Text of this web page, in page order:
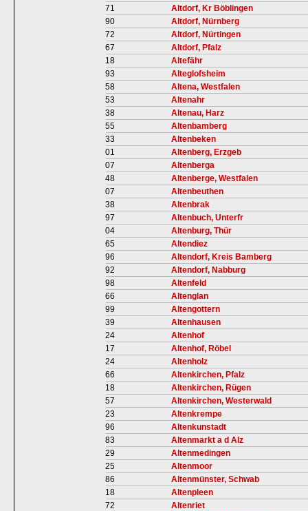
71
Altdorf, Kr Böblingen
90
Altdorf, Nürnberg
72
Altdorf, Nürtingen
67
Altdorf, Pfalz
18
Altefähr
93
Alteglofsheim
58
Altena, Westfalen
53
Altenahr
38
Altenau, Harz
55
Altenbamberg
33
Altenbeken
01
Altenberg, Erzgeb
07
Altenberga
48
Altenberge, Westfalen
07
Altenbeuthen
38
Altenbrak
97
Altenbuch, Unterfr
04
Altenburg, Thür
65
Altendiez
96
Altendorf, Kreis Bamberg
92
Altendorf, Nabburg
98
Altenfeld
66
Altenglan
99
Altengottern
39
Altenhausen
24
Altenhof
17
Altenhof, Röbel
24
Altenholz
66
Altenkirchen, Pfalz
18
Altenkirchen, Rügen
57
Altenkirchen, Westerwald
23
Altenkrempe
96
Altenkunstadt
83
Altenmarkt a d Alz
29
Altenmedingen
25
Altenmoor
86
Altenmünster, Schwab
18
Altenpleen
72
Altenriet